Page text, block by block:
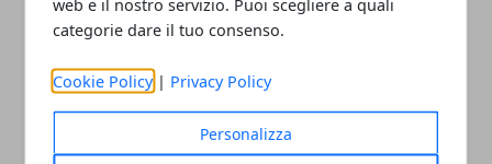
web e il nostro servizio. Puoi scegliere a quali
categorie dare il tuo consenso.
Cookie Policy | Privacy Policy
Personalizza